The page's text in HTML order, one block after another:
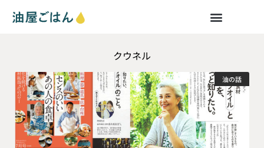
クウネル
油の話